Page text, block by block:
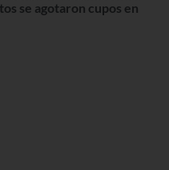
se agotaron cupos en